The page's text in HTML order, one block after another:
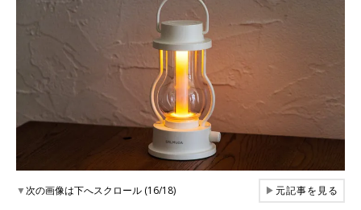
▼次の画像は下へスクロール (16/18) ▶元記事を見る